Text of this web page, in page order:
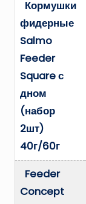
Кормушки
фидерные
Salmo
Feeder
Square с
дном
(набор
2шт)
40г/60г
Feeder
Concept